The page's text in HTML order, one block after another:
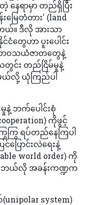
နေရာမှာ တည်ရှိပြီး
ြေတံတား' (land
ယ်။ ဒီလို အားသာ
တွေဟာ ပူးပေါင်း
ဝသယံဇာတတွေနဲ့
င်း တည်ငြိမ်မှုနဲ့
ယ်လို့ ယုံကြည်ပါ
နဲ့ ဘက်ပေါင်းစုံ
ကိုဖွင့်
ကြွ ရပ်တည်နေကြပါ
ြောင်းလဲရေးနဲ့
world order) ကို
ဘယ်လို အခန်းကဏ္ဍက
system)